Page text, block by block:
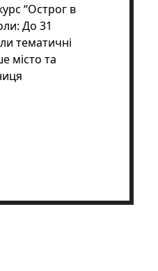
“Острог в
До 31
тематичні
місто та